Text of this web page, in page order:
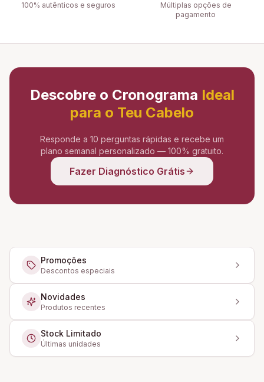
100% autênticos e seguros
Múltiplas opções de
pagamento
Descobre o Cronograma Ideal
para o Teu Cabelo
Responde a 10 perguntas rápidas e recebe um
plano semanal personalizado — 100% gratuito.
Fazer Diagnóstico Grátis
Promoções
Descontos especiais
Novidades
Produtos recentes
Stock Limitado
Últimas unidades